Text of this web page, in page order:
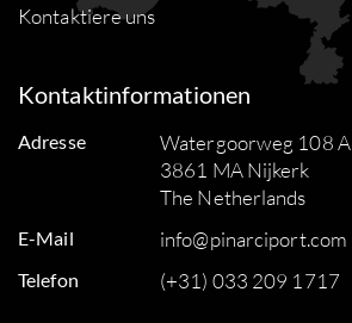
Kontaktiere uns
Kontaktinformationen
Adresse
Watergoorweg 108 A
3861 MA Nijkerk
The Netherlands
E-Mail info@pinarciport.com
Telefon (+31) 033 209 1717